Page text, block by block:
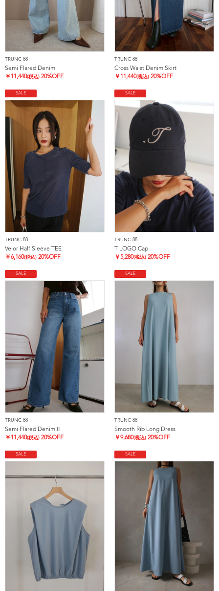
TRUNC 88
Semi Flared Denim
￥ 11,440(税込) 20%OFF
TRUNC 88
Cross Waist Denim Skirt
￥ 11,440(税込) 20%OFF
SALE
TRUNC 88
Velor Half Sleeve TEE
￥6,160(税込) 20%OFF
SALE
TRUNC 88
T LOGO Cap
￥5,280(税込) 20%OFF
SALE
TRUNC 88
Semi Flared DenimⅡ
￥ 11,440(税込) 20%OFF
SALE
TRUNC 88
Smooth Rib Long Dress
￥9,680(税込) 20%OFF
SALE SALE